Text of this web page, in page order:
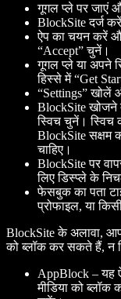
गूगल प्ले पर जाएं
BlockSite दर्ज
ऐप का चयन करें
“Accept” चुनें।
गूगल प्ले या अपने
हिस्से में “Get
“Settings” खोलें
BlockSite
स्विच चुनें। स्विच
BlockSite सक्षम
चाहिए।
BlockSite पर
लिए डिस्प्ले के
फेसबुक का पता
प्रोफाइल, या
BlockSite के अलावा,
को ब्लॉक कर सकते हैं,
AppBlock – यह
मीडिया को